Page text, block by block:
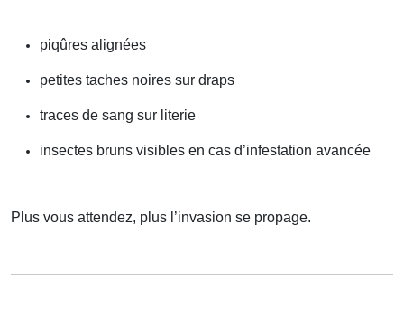
piqûres alignées
petites taches noires sur draps
traces de sang sur literie
insectes bruns visibles en cas d’infestation avancée
Plus vous attendez, plus l’invasion se propage.